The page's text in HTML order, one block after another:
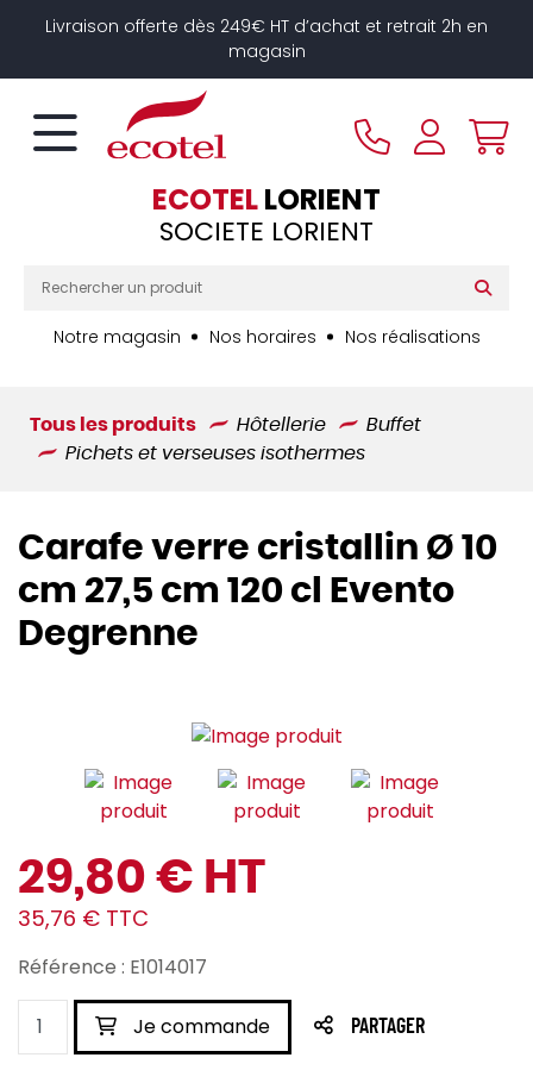
Livraison offerte dès 249€ HT d’achat et retrait 2h en
magasin
ECOTELLORIENT
SOCIETE LORIENT
Notre magasin Nos horaires Nos réalisations
Tous les produits Hôtellerie
Buffet
Pichets et verseuses isothermes
Carafe verre cristallin Ø 10
cm 27,5 cm 120 cl Evento
Degrenne
29,80 € HT
35,76 € TTC
Référence : E1014017
Je commande PARTAGER
Panneau de gestion des cookies